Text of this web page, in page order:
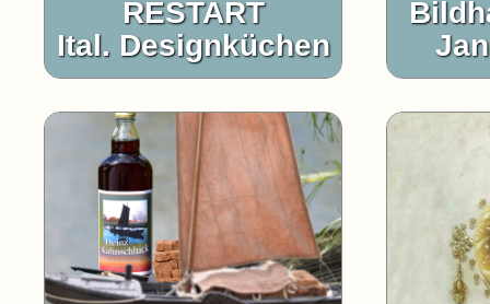
RESTART
Ital. Designküchen